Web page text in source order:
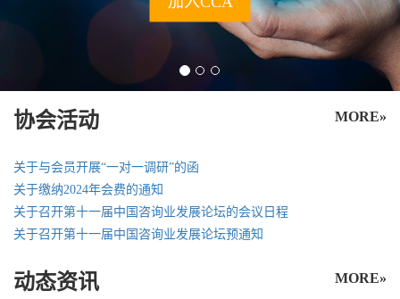
协会活动 MORE»
关于与会员开展“一对一调研”的函
关于缴纳2024年会费的通知
关于召开第十一届中国咨询业发展论坛的会议日程
关于召开第十一届中国咨询业发展论坛预通知
动态资讯 MORE»